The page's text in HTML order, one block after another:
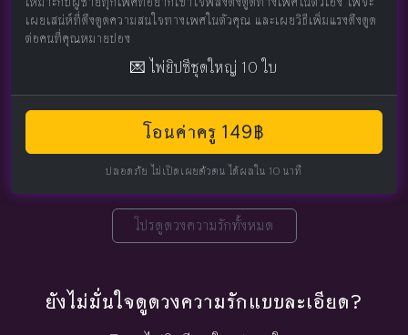
เผยเสน่ห์ที่ดึงดูดความสนใจทางเพศในตัวคุณ และเผยวิธีเพิ่มแรงดึงดูด
ต่อคนที่คุณหมายปอง
💌 ไพ่ยิปซีชุดใหญ่ 10 ใบ
โอนค่าครู 149฿
ปลอดภัย ไม่เปิดเผยตัวตน ได้ผลใน 10 นาที
โปรดูดวงความรักทั้งหมด
ยังไม่มั่นใจดูดวงความรักแบบละเอียด?